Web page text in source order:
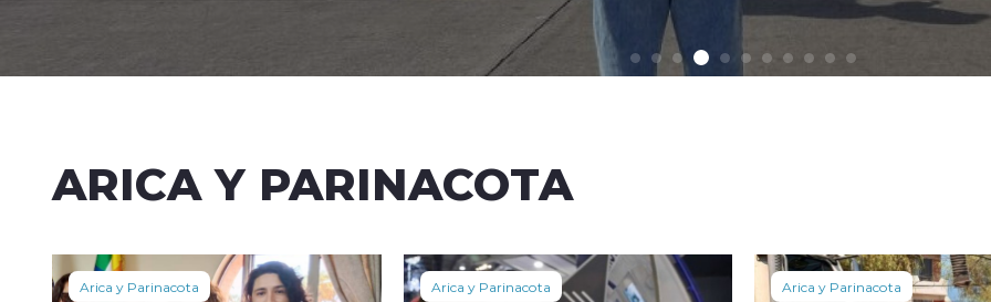
ARICA Y PARINACOTA
Arica y Parinacota Arica y Parinacota Arica y Parinacota